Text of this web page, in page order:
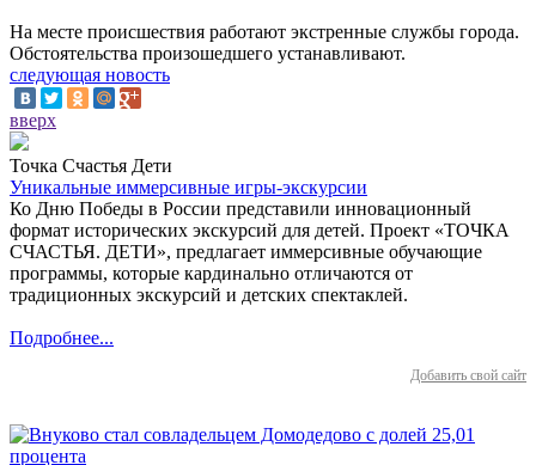
На месте происшествия работают экстренные службы города.
Обстоятельства произошедшего устанавливают.
следующая новость
вверх
Точка Счастья Дети
Уникальные иммерсивные игры-экскурсии
Ко Дню Победы в России представили инновационный
формат исторических экскурсий для детей. Проект «ТОЧКА
СЧАСТЬЯ. ДЕТИ», предлагает иммерсивные обучающие
программы, которые кардинально отличаются от
традиционных экскурсий и детских спектаклей.
Подробнее...
Добавить свой сайт